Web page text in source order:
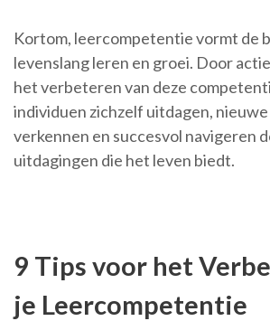
Kortom, leercompetentie vormt de
levenslang leren en groei. Door
het verbeteren van deze
individuen zichzelf uitdagen,
verkennen en succesvol navigeren
uitdagingen die het leven biedt.
9 Tips voor het
je Leercompetentie